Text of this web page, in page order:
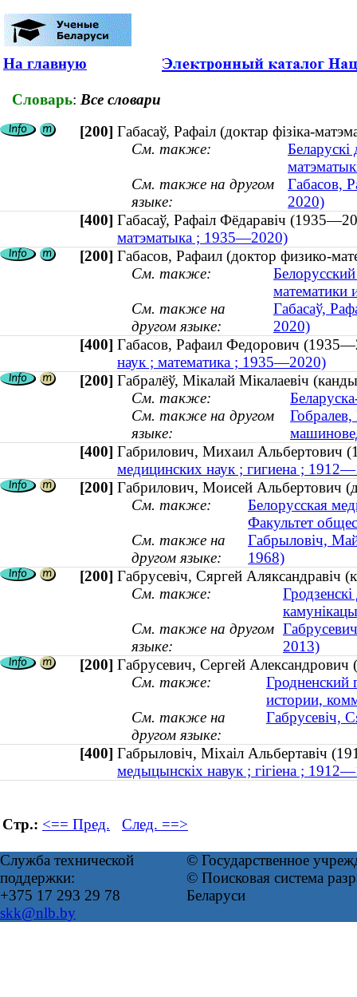
На главную
Словарь: Все словари
[200] Габасаў, Рафаiл (доктар фізіка-
См. также:
См. также на другом
языке:
Габасов,
2020)
[400] Габасаў, Рафаiл Фёдаравiч
матэматыка ; 1935—2020)
[200] Габасов, Рафаил (доктор физико-
См. также:
математики
См. также на
другом языке:
Габасаў,
2020)
[400] Габасов, Рафаил Федорович
наук ; математика ; 1935—2020)
[200] Габралёў, Мікалай Мікалаевіч
См. также:
См. также на другом
языке:
[400] Габрилович, Михаил
медицинских наук ; гигиена ;
[200] Габрилович, Моисей Альбертович
См. также:
Белорусская
Факультет
См. также на
другом языке:
Габрыловіч,
1968)
[200] Габрусевіч, Сяргей Аляксандравіч
См. также:
См. также на другом
языке:
2013)
[200] Габрусевич, Сергей
См. также:
Гродненский
истории,
См. также на
другом языке:
Габрусевіч,
[400] Габрыловіч, Міхаіл Альбертавіч
медыцынскіх навук ; гігіена ;
Стр.: <== Пред. След. ==>
Служба технической
поддержки:
+375 17 293 29 78
skk@nlb.by
© Государственное
© Поисковая система
Беларуси